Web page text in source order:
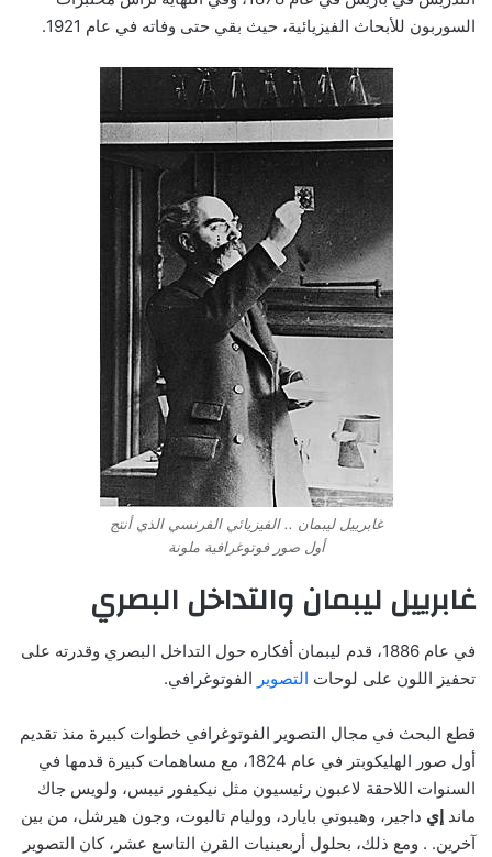
السوربون للأبحاث الفيزيائية، حيث بقي حتى وفاته في عام 1921.
غابرييل ليبمان .. الفيزيائي الفرنسي الذي أنتج
أول صور فوتوغرافية ملونة
غابرييل ليبمان والتداخل البصري
في عام 1886، قدم ليبمان أفكاره حول التداخل البصري وقدرته على
تحفيز اللون على لوحات التصوير الفوتوغرافي.
قطع البحث في مجال التصوير الفوتوغرافي خطوات كبيرة منذ تقديم
أول صور الهليكوبتر في عام 1824، مع مساهمات كبيرة قدمها في
السنوات اللاحقة لاعبون رئيسيون مثل نيكيفور نيبس، ولويس جاك
ماند إي داجير، وهيبوتي بايارد، ووليام تالبوت، وجون هيرشل، من بين
آخرين. . ومع ذلك، بحلول أربعينيات القرن التاسع عشر، كان التصوير